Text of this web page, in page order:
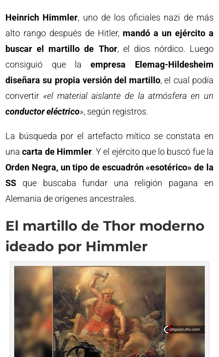
Heinrich Himmler, uno de los oficiales nazi de más
alto rango después de Hitler, mandó a un ejército a
buscar el martillo de Thor, el dios nórdico. Luego
consiguió que laempresa Elemag-Hildesheim
diseñara su propia versión del martillo, el cual podía
convertir «el material aislante de la atmósfera en un
conductor eléctrico», según registros.
La búsqueda por el artefacto mítico se constata en
unacarta de Himmler. Y el ejército que lo buscó fue la
Orden Negra, un tipo de escuadrón «esotérico» de la
SS que buscaba fundar una religión pagana en
Alemania de orígenes ancestrales.
El martillo de Thor moderno
ideado por Himmler